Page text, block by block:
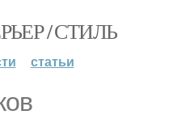
/ СТИЛЬ
статьи